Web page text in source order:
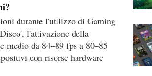
durante l'utilizzo di Gaming
l'attivazione della
medio da 84–89 fps a 80–85
con risorse hardware